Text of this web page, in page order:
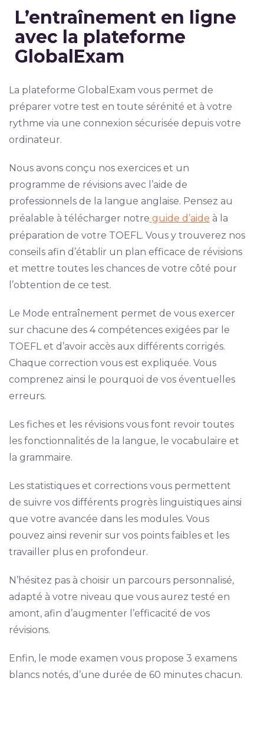
L’entraînement en ligne
avec la plateforme
GlobalExam
La plateforme GlobalExam vous permet de
préparer votre test en toute sérénité et à votre
rythme via une connexion sécurisée depuis votre
ordinateur.
Nous avons conçu nos exercices et un
programme de révisions avec l’aide de
professionnels de la langue anglaise. Pensez au
préalable à télécharger notre guide d’aide à la
préparation de votre TOEFL. Vous y trouverez nos
conseils afin d’établir un plan efficace de révisions
et mettre toutes les chances de votre côté pour
l’obtention de ce test.
Le Mode entraînement permet de vous exercer
sur chacune des 4 compétences exigées par le
TOEFL et d’avoir accès aux différents corrigés.
Chaque correction vous est expliquée. Vous
comprenez ainsi le pourquoi de vos éventuelles
erreurs.
Les fiches et les révisions vous font revoir toutes
les fonctionnalités de la langue, le vocabulaire et
la grammaire.
Les statistiques et corrections vous permettent
de suivre vos différents progrès linguistiques ainsi
que votre avancée dans les modules. Vous
pouvez ainsi revenir sur vos points faibles et les
travailler plus en profondeur.
N’hésitez pas à choisir un parcours personnalisé,
adapté à votre niveau que vous aurez testé en
amont, afin d’augmenter l’efficacité de vos
révisions.
Enfin, le mode examen vous propose 3 examens
blancs notés, d’une durée de 60 minutes chacun.